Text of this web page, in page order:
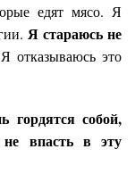
едят мясо. Я
Я стараюсь не
Я отказываюсь это
гордятся собой,
впасть в эту